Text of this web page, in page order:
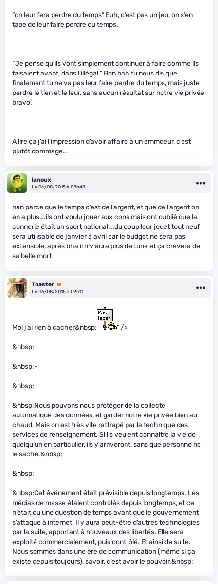
“on leur fera perdre du temps” Euh, c’est pas un jeu, on s’en
tape de leur faire perdre du temps.
“Je pense qu’ils vont simplement continuer à faire comme ils
faisaient avant, dans l’illégal.” Bon bah tu nous dis que
finalement tu ne va pas leur faire perdre du temps, mais juste
perdre le tien et le leur, sans aucun résultat sur notre vie privée,
bravo.
A lire ça j’ai l’impression d’avoir affaire à un emmdeur, c’est
plutôt dommage…
lanoux
Le 06/08/2015 à 08h48
nan parce que le temps c’est de l’argent, et que de l’argent on
en a plus….ils ont voulu jouer aux cons mais ont oublié que la
connerie était un sport national….du coup leur jouet tout neuf
sera utilisable de janvier à avril car le budget ne sera pas
extensible, après bha il n’y aura plus de tune et ça crèvera de
sa belle mort
Toaster Premium
Le 06/08/2015 à 09h11
Moi j’ai rien à cacher&nbsp; " />
&nbsp;
&nbsp;–
&nbsp;
&nbsp;Nous pouvons nous protéger de la collecte
automatique des données, et garder notre vie privée bien au
chaud. Mais on est très vite rattrapé par la technique des
services de renseignement. Si ils veulent connaître la vie de
quelqu’un en particulier, ils y arriveront, sans que personne ne
le sache.&nbsp;
&nbsp;
&nbsp;Cet événement était prévisible depuis longtemps. Les
médias de masse étaient contrôlés depuis longtemps, et ce
n’était qu’une question de temps avant que le gouvernement
s’attaque à internet. Il y aura peut-être d’autres technologies
par la suite, apportant à nouveaux des libertés. Elle sera
exploité commercialement, puis contrôlé. Et ainsi de suite.
Nous sommes dans une ère de communication (même si ça
existe depuis toujours), savoir, c’est avoir le pouvoir.&nbsp;